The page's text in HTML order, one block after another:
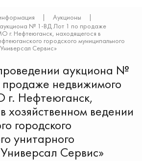
| Аукционы
|
№ 1-ВД Лот 1 по продаже
г. Нефтеюганск, находящегося в
городского муниципального
Сервис»
аукциона №
недвижимого
Нефтеюганск,
хозяйственном ведении
городского
унитарного
Сервис»